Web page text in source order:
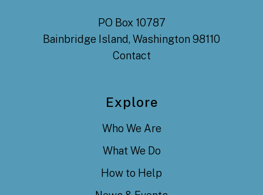
PO Box 10787
Bainbridge Island, Washington 98110
Contact
Explore
Who We Are
What We Do
How to Help